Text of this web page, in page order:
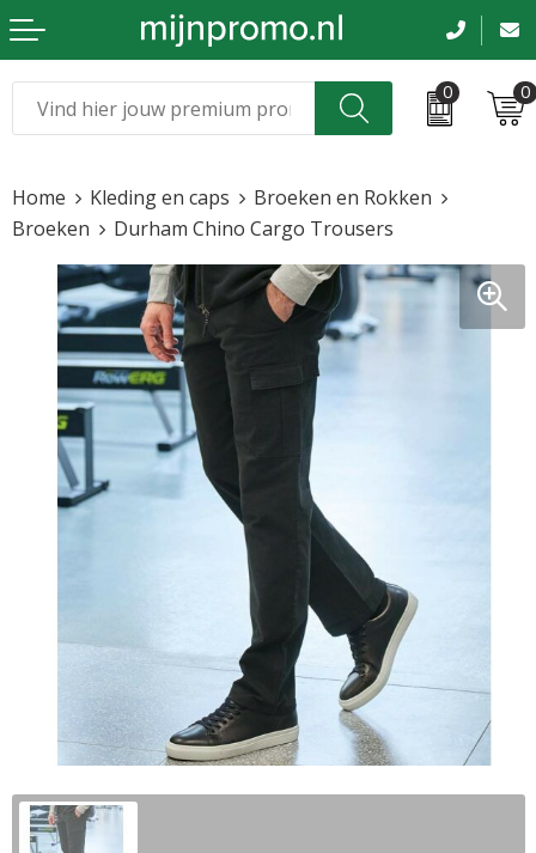
0 0
Kleding & caps
Sportkleding
Werkkleding
Tassen en reizen
Beurs en evenementen
Bloemen en planten
Sinterklaas
Voetbal, EK en WK
Home Kleding en caps
Broeken en Rokken
Broeken
Durham Chino Cargo Trousers